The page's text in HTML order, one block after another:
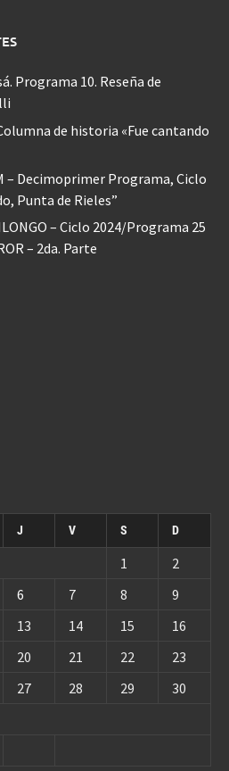
Programa 10. Reseña de
de historia «Fue cantando
– Decimoprimer Programa, Ciclo
Punta de Rieles”
– Ciclo 2024/Programa 25
– 2da. Parte
J V S D
1
2
6 7 8
9
13 14 15
16
20 21 22
23
27 28 29
30